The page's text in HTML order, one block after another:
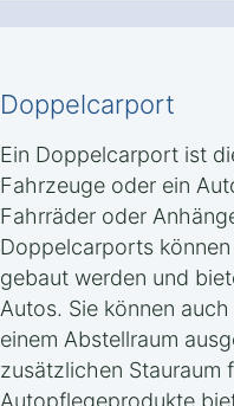
Doppelcarport
Ein Doppelcarport ist
Fahrzeuge oder ein
Fahrräder oder
Doppelcarports
gebaut werden und
Autos. Sie können
einem Abstellraum
zusätzlichen Stauraum
Autopflegeprodukte